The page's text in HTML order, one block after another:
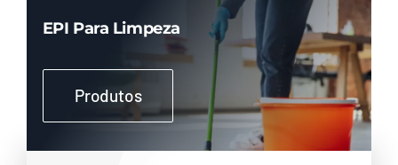
EPI Para Limpeza
Produtos